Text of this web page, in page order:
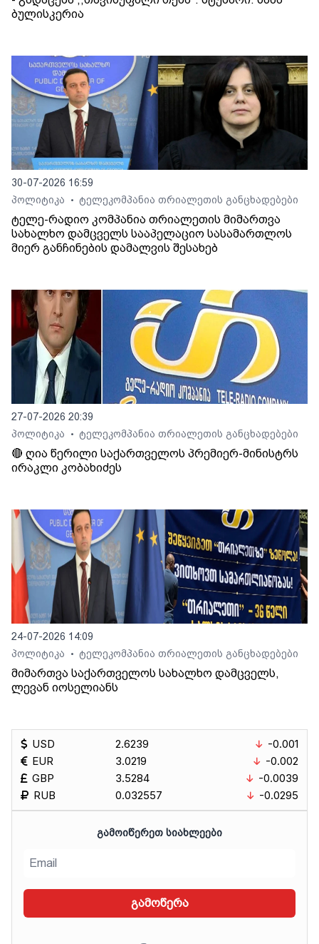
ბულისკერია
30-07-2026 16:59
პოლიტიკა
• ტელეკომპანია თრიალეთის განცხადებები
ტელე-რადიო კომპანია თრიალეთის მიმართვა
სახალხო დამცველს სააპელაციო სასამართლოს
მიერ განჩინების დამალვის შესახებ
27-07-2026 20:39
პოლიტიკა
• ტელეკომპანია თრიალეთის განცხადებები
🔴 ღია წერილი საქართველოს პრემიერ-მინისტრს
ირაკლი კობახიძეს
24-07-2026 14:09
პოლიტიკა
• ტელეკომპანია თრიალეთის განცხადებები
მიმართვა საქართველოს სახალხო დამცველს,
ლევან იოსელიანს
USD
EUR
GBP
RUB
2.6239
3.0219
3.5284
0.032557
-0.001
-0.002
-0.0039
-0.0295
ᲒᲐᲛᲝᲘᲬᲔᲠᲔᲗ ᲡᲘᲐᲮᲚᲔᲔᲑᲘ
გამოწერა